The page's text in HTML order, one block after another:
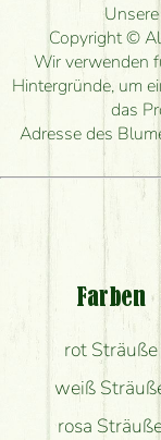
Wie lange
Wie
herstellen
Ich
Welche
Bekomme
Copyright ©
Wir verwenden
Hintergründe, um
das
Adresse des
Farben
rot Sträuße
weiß
rosa